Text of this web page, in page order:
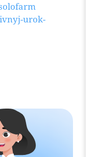
urok-